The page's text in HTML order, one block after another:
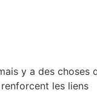
y a des choses
les liens